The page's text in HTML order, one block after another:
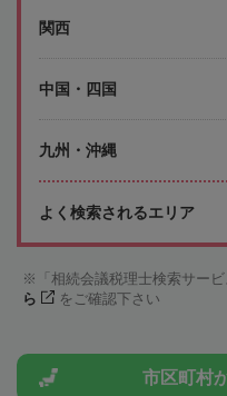
関西
中国・四国
九州・沖縄
よく検索されるエリア
「相続会議税理士検索サー
ら
をご確認下さい
市区町村